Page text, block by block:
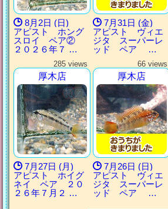
8月2日 (日)
アピスト ホング
スロイ ペア②
２０２６年７ …
7月31日 (金)
アピスト ヴィエ
ジタ スーパーレ
ッド ペア …
285 views
厚木店
7月27日 (月)
アピスト ホイグ
ネイ ペア ２０
２６年７月２ …
66 views
厚木店
7月26日 (日)
アピスト ヴィエ
ジタ スーパーレ
ッド ペア …